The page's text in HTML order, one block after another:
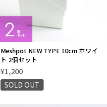
Meshpot NEW TYPE 10cm ホワイ
ト 2個セット
¥1,200
SOLD OUT